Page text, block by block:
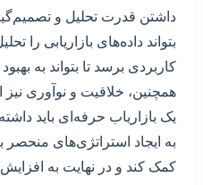
داشتن قدرت تحلیل و
بتواند داده‌های بازاریابی را
کاربردی برسد تا بتواند به
همچنین، خلاقیت و نوآوری
یک بازاریاب حرفه‌ای باید
به ایجاد استراتژی‌های
کمک کند و در نهایت به